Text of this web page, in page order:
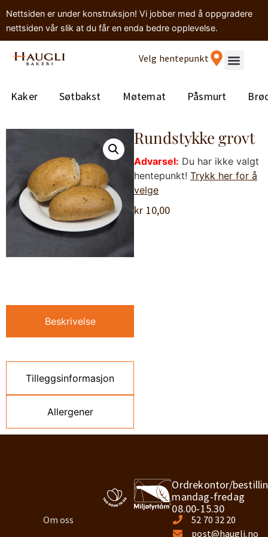
Nettsiden er under konstruksjon! Vi jobber med å oppgradere
nettsiden vår slik at du får en enda bedre opplevelse.
Velg hentepunkt
Kaker Søtbakst Møtemat Påsmurt
Beskrivelse
Tilleggsinformasjon
Allergener
Rundstykke grovt
Advarsel: Du har ikke valgt
hentepunkt! Trykk her for å
velge
kr 10,00
Om oss
Ordrekontor/
mandag-fredag
08.00-15.30
52 70 32 20
post@haugli.no